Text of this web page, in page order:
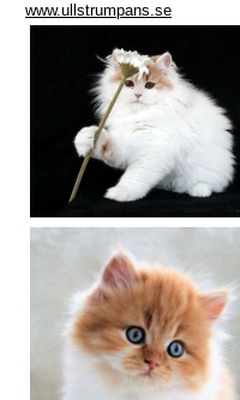
www.ullstrumpans.se